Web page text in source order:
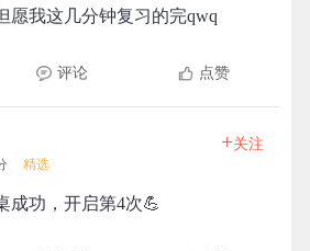
愿我这几分钟复习的完qwq
评论 点赞
精选
+关注
成功，开启第4次💪